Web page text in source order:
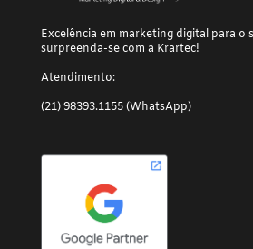
Excelência em marketing digital para o
surpreenda-se com a Krartec!
Atendimento:
(21) 98393.1155 (WhatsApp)